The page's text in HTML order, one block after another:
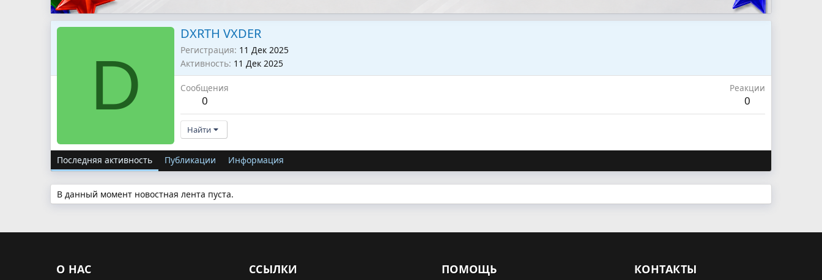
D
DXRTH VXDER
Регистрация 11 Дек 2025
Активность 11 Дек 2025
Сообщения
0
Реакции
0
Найти
Последняя активность Публикации Информация
В данный момент новостная лента пуста.
О НАС ССЫЛКИ ПОМОЩЬ КОНТАКТЫ